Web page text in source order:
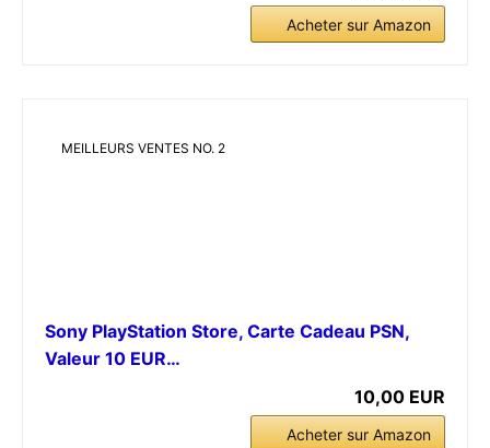
Acheter sur Amazon
MEILLEURS VENTES NO. 2
Sony PlayStation Store, Carte Cadeau PSN,
Valeur 10 EUR…
10,00 EUR
Acheter sur Amazon